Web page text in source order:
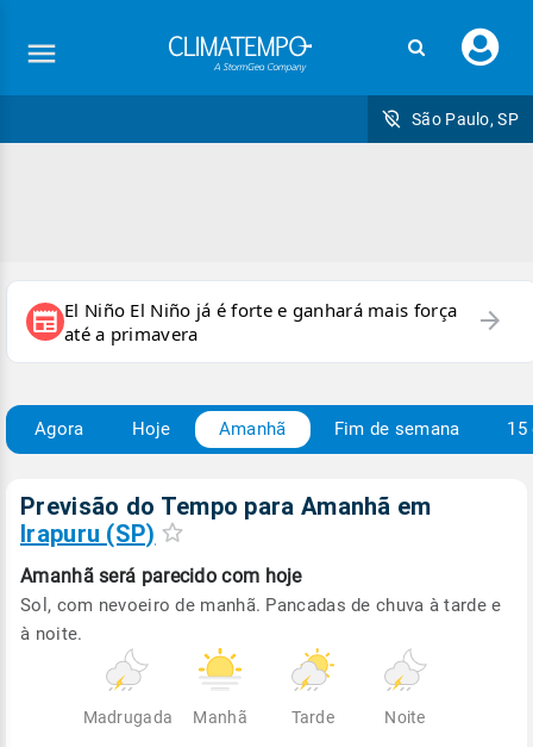
seu
São Paulo, SP
newspaper El Niño El Niño já é forte e ganhará mais força
até a primavera
arrow_forward
Agora Hoje Amanhã Fim de semana 15
Previsão do Tempo para Amanhã em
Irapuru (SP)
Amanhã será parecido com hoje
Sol, com nevoeiro de manhã. Pancadas de chuva à tarde e
à noite.
Madrugada Manhã Tarde Noite